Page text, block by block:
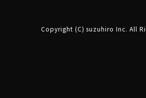
Copyright (C) suzuhiro Inc. All